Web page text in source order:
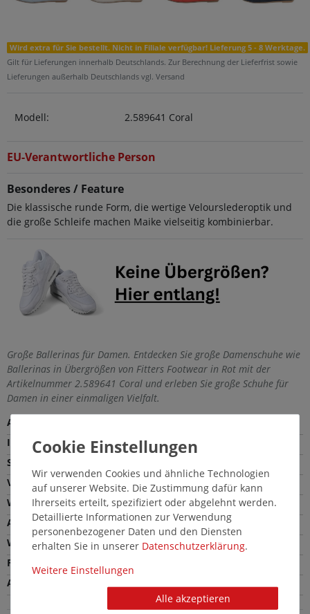
Wird extra für Sie bestellt. Nicht in Filiale verfügbar! Lieferung 5 - 8 Werktage.
Gilt für Lieferungen innerhalb Deutschlands. Zur Berechnung der Lieferfrist sowie
Lieferungen außerhalb Deutschlands vgl. Versand
Modell: 2.589641 Coral
EU-Verantwortliche Person
Besonderes / Feature
Die klassische runde Form, die wertige Velourslederoptik und
die große Schleife machen Maike vielseitig kombinierbar.
Große Ballerinas für Damen. Entdecken Sie große Damenschuhe wie
Ballerinas in Übergrößen von Fitters Footwear in Rot mit der
Artikelnummer 2.589641 Coral und erleben Sie große Schuhe für
Damen in einer einmaligen Vielfalt.
Außenmaterial
Innenmaterial
Synthetik
Sohle
Verschlussart
Schlupfschuh
Weite
Bequeme Weite (G)
Absatzhöhe
0,5 cm
Wechselfußbett
Nein
Farbe
Absatzart
Wir verwenden Cookies und ähnliche Technologien
auf unserer Website. Die Zustimmung dafür kann
Ihrerseits erteilt, spezifiziert oder abgelehnt werden.
Detaillierte Informationen zur Verwendung
personenbezogener Daten und den Diensten
erhalten Sie in unserer Daten­schutz­erklärung.
Weitere Einstellungen
Alle akzeptieren